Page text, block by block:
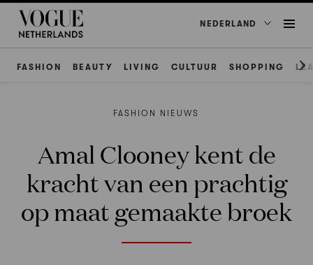
NEDERLAND
FASHION BEAUTY LIVING CULTUUR SHOPPING
FASHION NIEUWS
Amal Clooney kent de
kracht van een prachtig
op maat gemaakte broek